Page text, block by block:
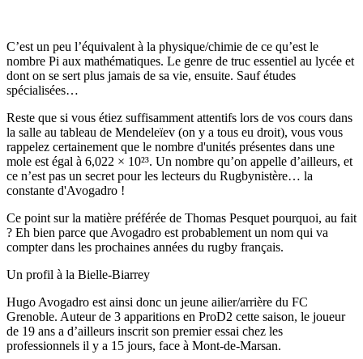
C’est un peu l’équivalent à la physique/chimie de ce qu’est le
nombre Pi aux mathématiques. Le genre de truc essentiel au lycée et
dont on se sert plus jamais de sa vie, ensuite. Sauf études
spécialisées…
Reste que si vous étiez suffisamment attentifs lors de vos cours dans
la salle au tableau de Mendeleïev (on y a tous eu droit), vous vous
rappelez certainement que le nombre d'unités présentes dans une
mole est égal à 6,022 × 10²³. Un nombre qu’on appelle d’ailleurs, et
ce n’est pas un secret pour les lecteurs du Rugbynistère… la
constante d'Avogadro !
Ce point sur la matière préférée de Thomas Pesquet pourquoi, au fait
? Eh bien parce que Avogadro est probablement un nom qui va
compter dans les prochaines années du rugby français.
Un profil à la Bielle-Biarrey
Hugo Avogadro est ainsi donc un jeune ailier/arrière du FC
Grenoble. Auteur de 3 apparitions en ProD2 cette saison, le joueur
de 19 ans a d’ailleurs inscrit son premier essai chez les
professionnels il y a 15 jours, face à Mont-de-Marsan.